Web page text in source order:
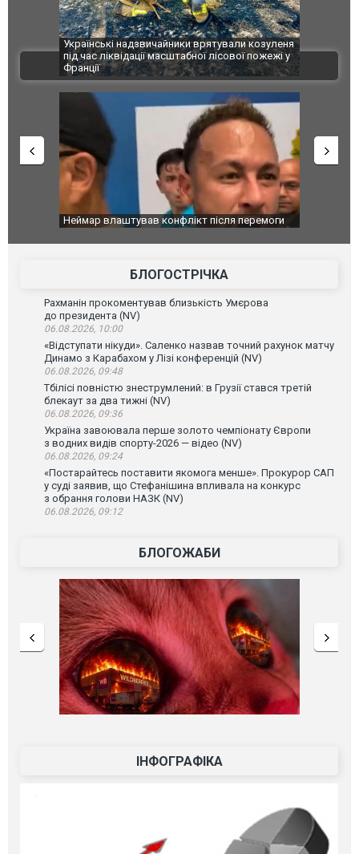
Українські надзвичайники врятували козуленя
під час ліквідації масштабної лісової пожежі у
Франції
СБУ за
Болгарії
ВІДЕО
Неймар влаштував конфлікт після перемоги
Мудрик
БЛОГОСТРІЧКА
Рахманін прокоментував близькість Умєрова
до президента (NV)
06.08.2026, 10:00
«Відступати нікуди». Саленко назвав точний рахунок матчу
Динамо з Карабахом у Лізі конференцій (NV)
06.08.2026, 09:48
Тбілісі повністю знеструмлений: в Грузії стався третій
блекаут за два тижні (NV)
06.08.2026, 09:36
Україна завоювала перше золото чемпіонату Європи
з водних видів спорту-2026 — відео (NV)
06.08.2026, 09:24
«Постарайтесь поставити якомога менше». Прокурор САП
у суді заявив, що Стефанішина впливала на конкурс
з обрання голови НАЗК (NV)
06.08.2026, 09:12
БЛОГОЖАБИ
ІНФОГРАФІКА